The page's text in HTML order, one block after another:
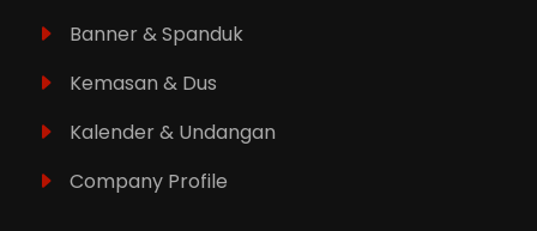
Banner & Spanduk
Kemasan & Dus
Kalender & Undangan
Company Profile